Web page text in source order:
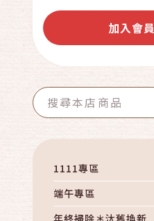
加入會員
1111專區
端午專區
年終掃除＊汰舊換新